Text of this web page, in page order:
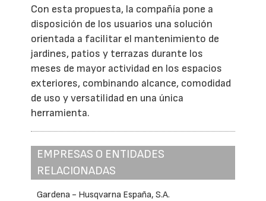
Con esta propuesta, la compañía pone a
disposición de los usuarios una solución
orientada a facilitar el mantenimiento de
jardines, patios y terrazas durante los
meses de mayor actividad en los espacios
exteriores, combinando alcance, comodidad
de uso y versatilidad en una única
herramienta.
EMPRESAS O ENTIDADES
RELACIONADAS
Gardena - Husqvarna España, S.A.